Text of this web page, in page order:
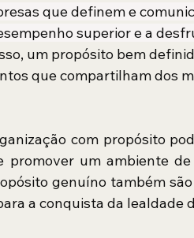
que definem e
superior e a
um propósito bem
que compartilham dos
com propósito
promover um ambiente
genuíno também
a conquista da lealdade